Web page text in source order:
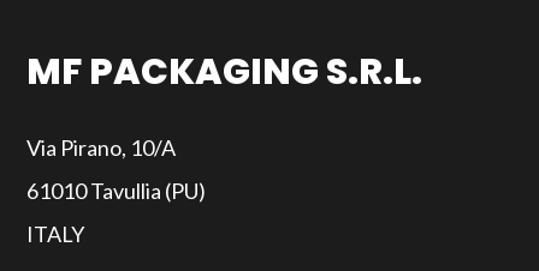
MF PACKAGING S.R.L.
Via Pirano, 10/A
61010 Tavullia (PU)
ITALY